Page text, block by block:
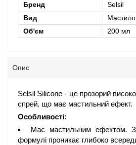
Бренд
Selsil
Вид
Мастило
Об'єм
200 мл
Опис
Selsil Silicone - це прозорий
спрей, що має мастильний ефект.
Особливості:
Має мастильним ефектом.
формулі проникає глибоко